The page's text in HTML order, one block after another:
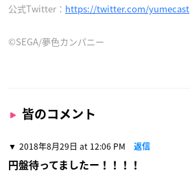
公式Twitter： https://twitter.com/yumecast
©SEGA/夢色カンパニー
皆のコメント
2018年8月29日 at 12:06 PM 返信
円盤待ってましたー！！！！